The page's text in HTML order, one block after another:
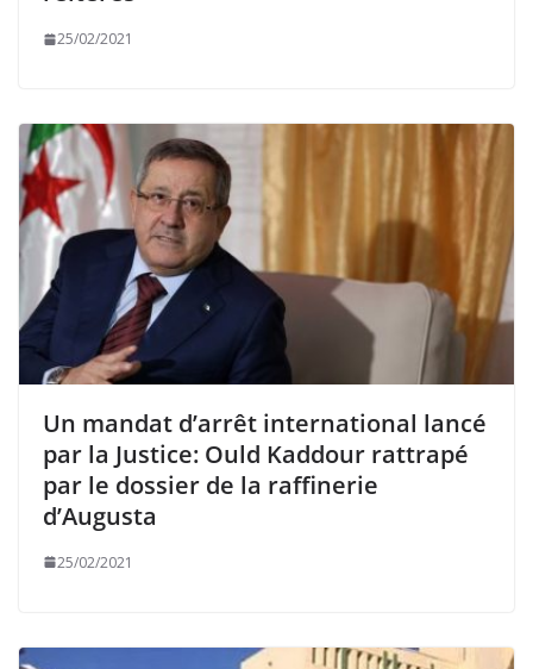
25/02/2021
Un mandat d’arrêt international lancé
par la Justice: Ould Kaddour rattrapé
par le dossier de la raffinerie
d’Augusta
25/02/2021